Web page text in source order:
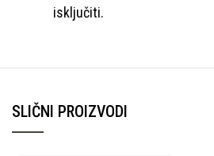
isključiti.
SLIČNI PROIZVODI